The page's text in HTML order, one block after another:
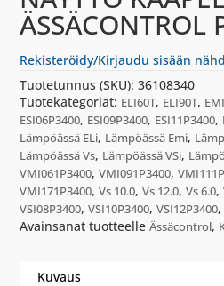
ÄSSÄCONTROL
Rekisteröidy/Kirjaudu sisään
Tuotetunnus (SKU):36108340
Tuotekategoriat: ELI60T, ELI90T,
ESI06P3400, ESI09P3400, ESI11P3400,
Lämpöässä ELi, Lämpöässä Emi,
Lämpöässä Vs, Lämpöässä VSi,
VMI061P3400,VMI091P3400,
VMI171P3400,Vs 10.0,Vs 12.0,Vs 6.0,
VSI08P3400,VSI10P3400,VSI12P3400
Avainsanat tuotteelleÄssäcontrol,
Kuvaus